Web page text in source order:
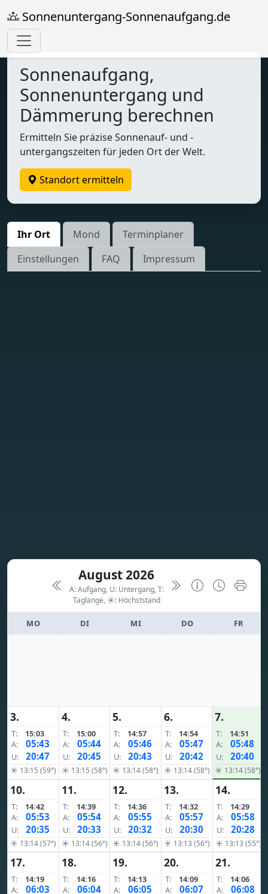
Sonnenuntergang-Sonnenaufgang.de
Sonnenaufgang,
Sonnenuntergang und
Dämmerung berechnen
Ermitteln Sie präzise Sonnenauf- und -
untergangszeiten für jeden Ort der Welt.
Standort ermitteln
Ihr Ort Mond
Terminplaner
Einstellungen
FAQ Impressum
August 2026
A: Aufgang, U: Untergang, T:
Taglänge, ☀: Höchststand
MO DI MI DO FR
3.
T:
15:03
A:
05:43
U: 20:47
☀ 13:15 (59°)
4.
T:
15:00
A:
05:44
U: 20:45
☀ 13:15 (58°)
5.
T:
14:57
A:
05:46
U: 20:43
☀ 13:14 (58°)
6.
T:
14:54
A:
05:47
U: 20:42
☀ 13:14 (58°)
7.
T:
14:51
A:
05:48
U: 20:40
☀ 13:14 (58°)
10.
T:
14:42
A:
05:53
U: 20:35
☀ 13:14 (57°)
11.
T:
14:39
A:
05:54
U: 20:33
☀ 13:14 (56°)
12.
T:
14:36
A:
05:55
U: 20:32
☀ 13:14 (56°)
13.
T:
14:32
A:
05:57
U: 20:30
☀ 13:13 (56°)
14.
T:
14:29
A:
05:58
U: 20:28
☀ 13:13 (55°)
17.
T:
14:19
A:
06:03
18.
T:
14:16
A:
06:04
19.
T:
14:13
A:
06:05
20.
T:
14:09
A:
06:07
21.
T:
14:06
A:
06:08